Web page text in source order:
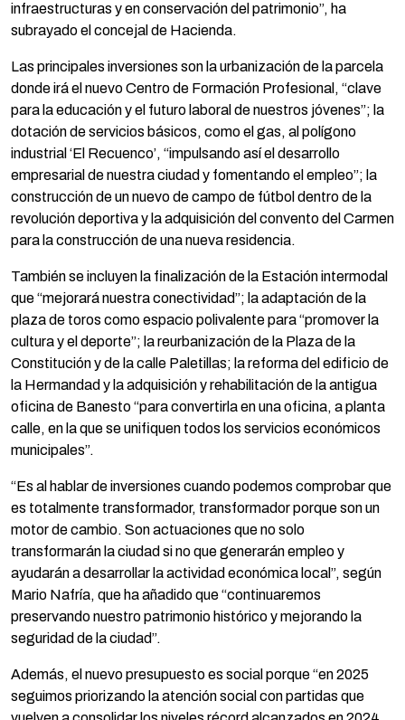
infraestructuras y en conservación del patrimonio”, ha
subrayado el concejal de Hacienda.
Las principales inversiones son la urbanización de la parcela
donde irá el nuevo Centro de Formación Profesional, “clave
para la educación y el futuro laboral de nuestros jóvenes”; la
dotación de servicios básicos, como el gas, al polígono
industrial ‘El Recuenco’, “impulsando así el desarrollo
empresarial de nuestra ciudad y fomentando el empleo”; la
construcción de un nuevo de campo de fútbol dentro de la
revolución deportiva y la adquisición del convento del Carmen
para la construcción de una nueva residencia.
También se incluyen la finalización de la Estación intermodal
que “mejorará nuestra conectividad”; la adaptación de la
plaza de toros como espacio polivalente para “promover la
cultura y el deporte”; la reurbanización de la Plaza de la
Constitución y de la calle Paletillas; la reforma del edificio de
la Hermandad y la adquisición y rehabilitación de la antigua
oficina de Banesto “para convertirla en una oficina, a planta
calle, en la que se unifiquen todos los servicios económicos
municipales”.
“Es al hablar de inversiones cuando podemos comprobar que
es totalmente transformador, transformador porque son un
motor de cambio. Son actuaciones que no solo
transformarán la ciudad si no que generarán empleo y
ayudarán a desarrollar la actividad económica local”, según
Mario Nafría, que ha añadido que “continuaremos
preservando nuestro patrimonio histórico y mejorando la
seguridad de la ciudad”.
Además, el nuevo presupuesto es social porque “en 2025
seguimos priorizando la atención social con partidas que